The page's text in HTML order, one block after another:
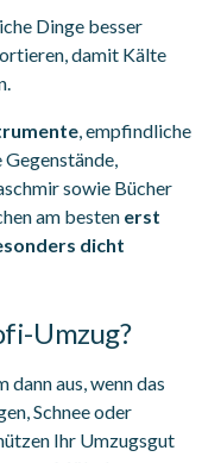
Dinge besser
damit Kälte
, empfindliche
sowie Bücher
am besten erst
dicht
Umzug?
aus, wenn das
Schnee oder
Ihr Umzugsgut